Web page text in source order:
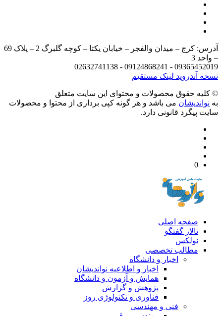
آدرس: کرج – میدان والفجر – خیابان یکتا – کوچه گلبرگ 2 – پلاک 69
3
09365452019 - 09124868241 -
آندرویدلینک مستقیم
حقوق محصولات و محتوای اين سایت متعلق
می باشد و هر گونه کپی برداری از محتوا و محصولات
پیگرد قانونی دارد.
صفحه اصلی
تالار گفتگو
نولکس
مطالب تخصصی
اخبار و دانشگاه
اخبار و اطلاعیه نواندیشان
همایش و آزمون و دانشگاه
پژوهش و گزارش
فناوری و تکنولوژی روز
فنی و مهندسی